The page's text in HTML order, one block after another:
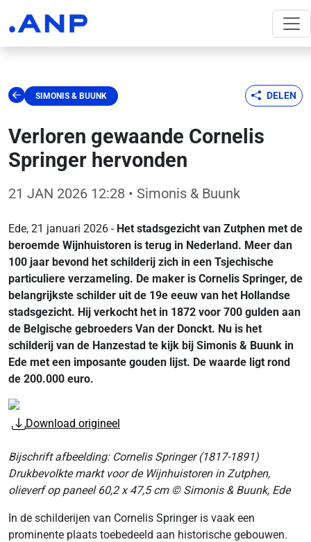
SIMONIS & BUUNK DELEN
Verloren gewaande Cornelis
Springer hervonden
21 JAN 2026 12:28 • Simonis & Buunk
Ede, 21 januari 2026 - Het stadsgezicht van Zutphen met de
beroemde Wijnhuistoren is terug in Nederland. Meer dan
100 jaar bevond het schilderij zich in een Tsjechische
particuliere verzameling. De maker is Cornelis Springer, de
belangrijkste schilder uit de 19e eeuw van het Hollandse
stadsgezicht. Hij verkocht het in 1872 voor 700 gulden aan
de Belgische gebroeders Van der Donckt. Nu is het
schilderij van de Hanzestad te kijk bij Simonis & Buunk in
Ede met een imposante gouden lijst. De waarde ligt rond
de 200.000 euro.
Download origineel
Bijschrift afbeelding: Cornelis Springer (1817-1891)
Drukbevolkte markt voor de Wijnhuistoren in Zutphen,
olieverf op paneel 60,2 x 47,5 cm © Simonis & Buunk, Ede
In de schilderijen van Cornelis Springer is vaak een
prominente plaats toebedeeld aan historische gebouwen.